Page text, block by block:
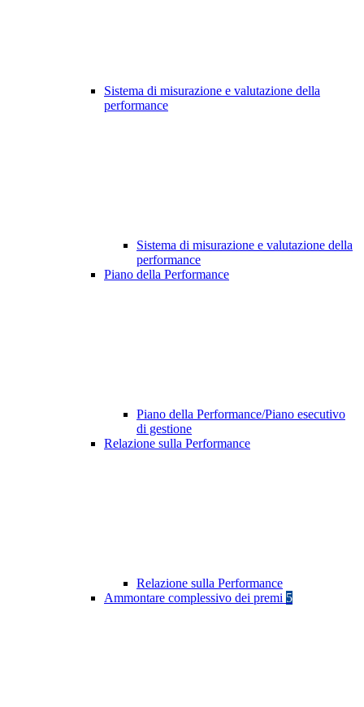
Sistema di misurazione e valutazione della
performance
Sistema di misurazione e valutazione della
performance
Piano della Performance
Piano della Performance/Piano esecutivo
di gestione
Relazione sulla Performance
Relazione sulla Performance
Ammontare complessivo dei premi 5